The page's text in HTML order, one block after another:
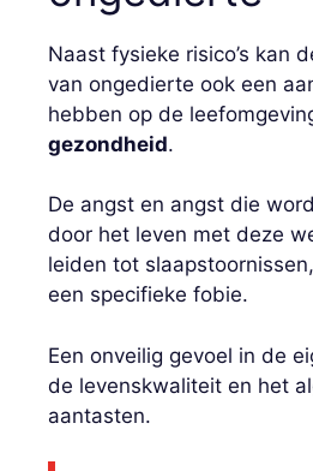
Naast fysieke risico’s kan
van ongedierte ook een
hebben op de
gezondheid.
De angst en angst die
door het leven met deze
leiden tot
een specifieke fobie.
Een onveilig gevoel in de
de levenskwaliteit en het
aantasten.